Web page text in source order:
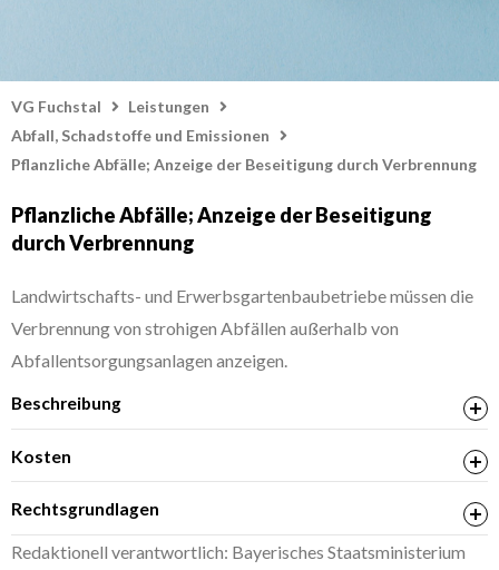
VG Fuchstal
Leistungen
Abfall, Schadstoffe und Emissionen
Pflanzliche Abfälle; Anzeige der Beseitigung durch Verbrennung
Pflanzliche Abfälle; Anzeige der Beseitigung
durch Verbrennung
Landwirtschafts- und Erwerbsgartenbaubetriebe müssen die
Verbrennung von strohigen Abfällen außerhalb von
Abfallentsorgungsanlagen anzeigen.
Beschreibung
Kosten
Rechtsgrundlagen
Verordnung über die Beseitigung von pflanzlichen
Redaktionell verantwortlich: Bayerisches Staatsministerium